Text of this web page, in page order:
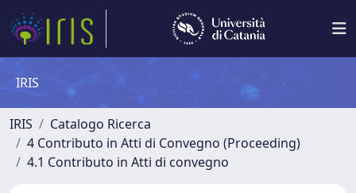
IRIS
IRIS
Catalogo Ricerca
4 Contributo in Atti di Convegno (Proceeding)
4.1 Contributo in Atti di convegno